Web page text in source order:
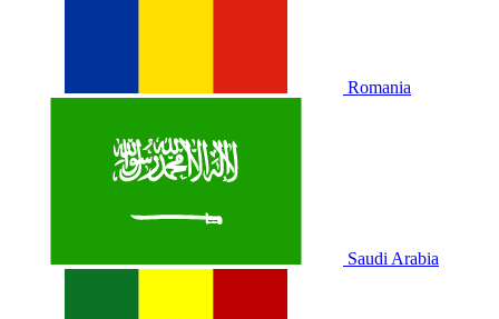
Romania
Saudi Arabia